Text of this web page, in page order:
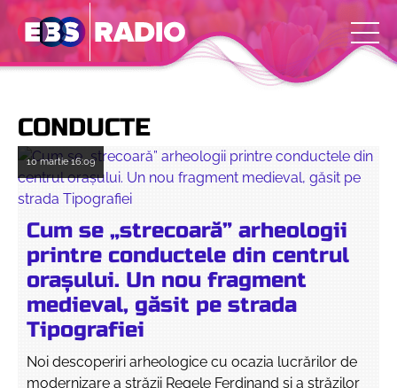
CONDUCTE
10 martie16:09
Cum se „strecoară” arheologii
printre conductele din centrul
orașului. Un nou fragment
medieval, găsit pe strada
Tipografiei
Noi descoperiri arheologice cu ocazia lucrărilor de
modernizare a străzii Regele Ferdinand și a străzilor